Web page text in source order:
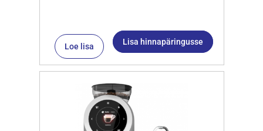
Loe lisa Lisa hinnapäringusse